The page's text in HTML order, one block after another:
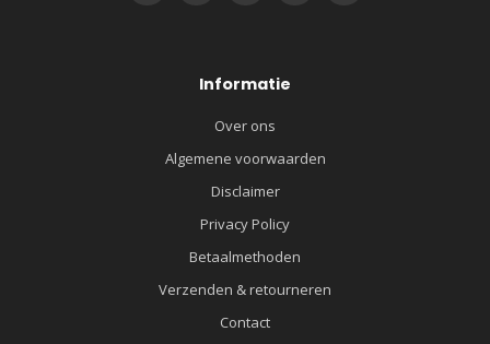
Informatie
Over ons
Algemene voorwaarden
Disclaimer
Privacy Policy
Betaalmethoden
Verzenden & retourneren
Contact